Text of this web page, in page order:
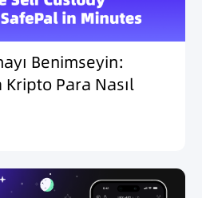
Benimseyin:
Kripto Para Nasıl